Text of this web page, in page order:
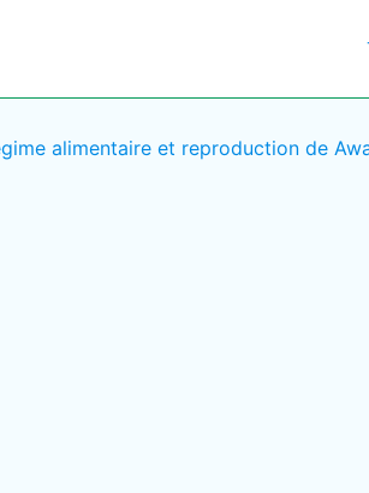
alimentaire et reproduction de